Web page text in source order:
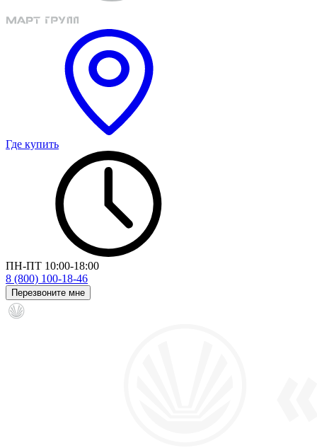
Где купить
ПН-ПТ 10:00-18:00
8 (800) 100-18-46
Перезвоните мне